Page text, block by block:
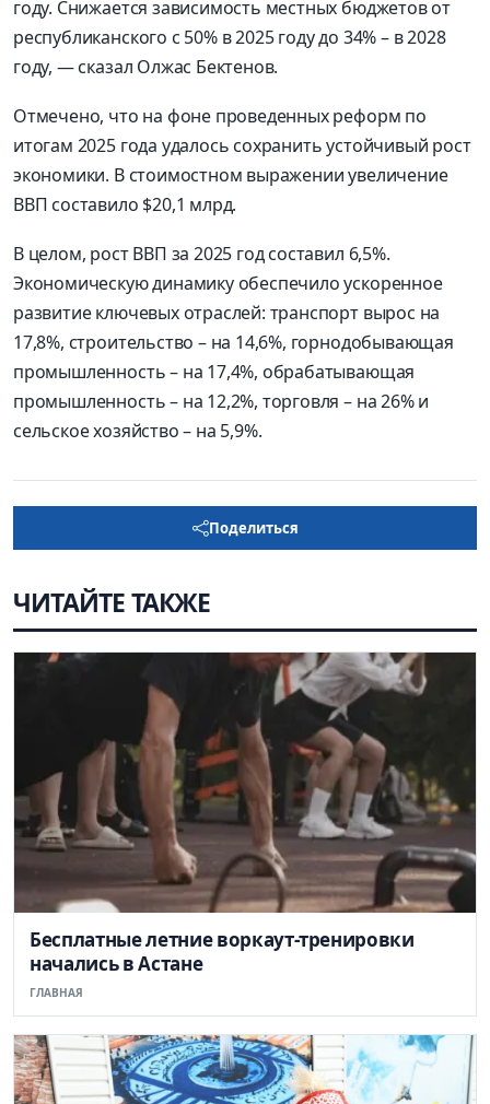
году. Снижается зависимость местных бюджетов от
республиканского с 50% в 2025 году до 34% – в 2028
году, — сказал Олжас Бектенов.
Отмечено, что на фоне проведенных реформ по
итогам 2025 года удалось сохранить устойчивый рост
экономики. В стоимостном выражении увеличение
ВВП составило $20,1 млрд.
В целом, рост ВВП за 2025 год составил 6,5%.
Экономическую динамику обеспечило ускоренное
развитие ключевых отраслей: транспорт вырос на
17,8%, строительство – на 14,6%, горнодобывающая
промышленность – на 17,4%, обрабатывающая
промышленность – на 12,2%, торговля – на 26% и
сельское хозяйство – на 5,9%.
Поделиться
ЧИТАЙТЕ ТАКЖЕ
Бесплатные летние воркаут-тренировки
начались в Астане
ГЛАВНАЯ